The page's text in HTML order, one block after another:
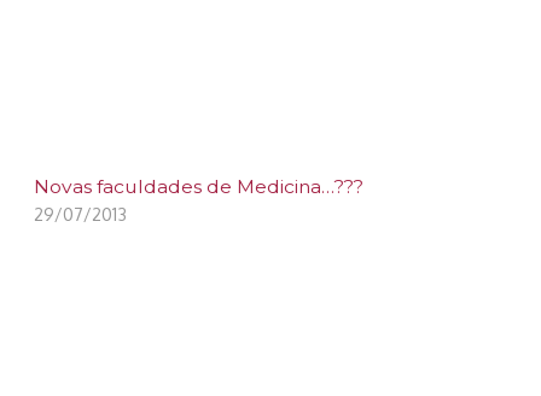
Novas faculdades de Medicina…???
29/07/2013